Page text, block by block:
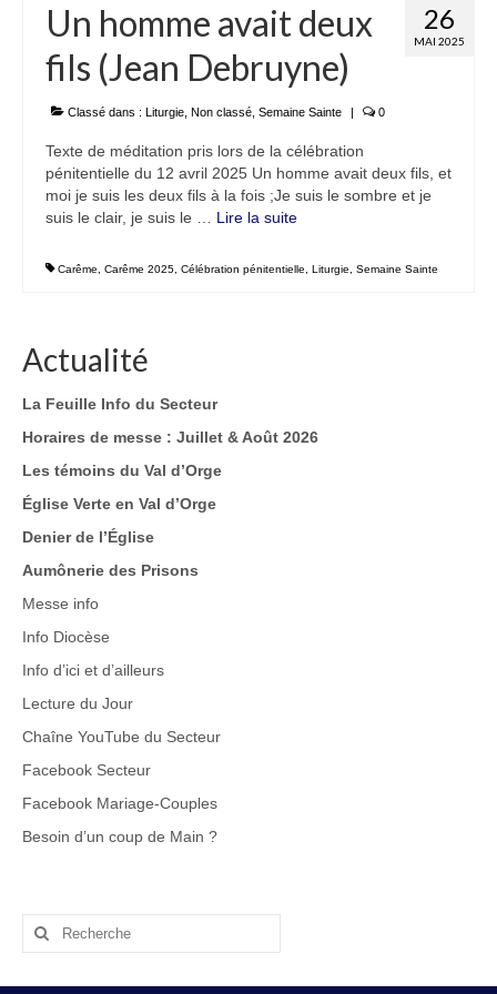
26
MAI 2025
Un homme avait deux
fils (Jean Debruyne)
Classé dans : Liturgie Non classé Semaine Sainte | 0
Texte de méditation pris lors de la célébration
pénitentielle du 12 avril 2025 Un homme avait deux fils, et
moi je suis les deux fils à la fois ;Je suis le sombre et je
suis le clair, je suis le … Lire la suite­­
Carême Carême 2025 Célébration pénitentielle Liturgie Semaine Sainte
Actualité
La Feuille Info du Secteur
Horaires de messe : Juillet & Août 2026
Les témoins du Val d’Orge
Église Verte en Val d’Orge
Denier de l’Église
Aumônerie des Prisons
Messe info
Info Diocèse
Info d’ici et d’ailleurs
Lecture du Jour
Chaîne YouTube du Secteur
Facebook Secteur
Facebook Mariage-Couples
Besoin d’un coup de Main ?
Rechercher